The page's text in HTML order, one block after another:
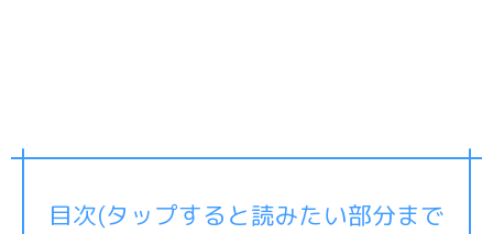
目次(タップすると読みたい部分まで